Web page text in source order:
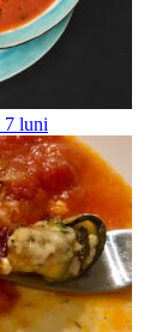
7 luni